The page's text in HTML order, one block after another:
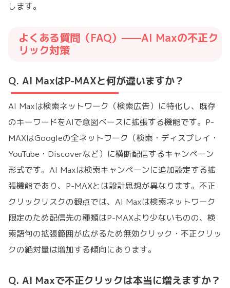
します。
よくある質問（FAQ）——AI Maxの不正ク
リック対策
Q. AI MaxはP-MAXと何が違いますか？
AI Maxは検索ネットワーク（検索広告）に特化し、既存
のキーワードをAIで意図ベースに拡張する機能です。P-
MAXはGoogleの全ネットワーク（検索・ディスプレイ・
YouTube・Discoverなど）に横断配信するキャンペーン
形式です。AI Maxは検索キャンペーンに追加設定する拡
張機能であり、P-MAXとは設計思想が異なります。不正
クリックリスクの観点では、AI Maxは検索ネットワーク
限定のため配信先の種類はP-MAXより少ないものの、検
索語句の拡張範囲が広がるため無効クリック・不正クリッ
クの絶対量は増加する傾向にあります。
Q. AI Maxで不正クリックは本当に増えますか？